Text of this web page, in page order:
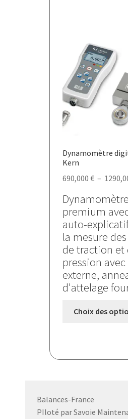
Dynamomètre
Kern
690,000 € –
Dynamomètre
premium
auto-
la mesure
de traction et
pression
externe,
d'attelage
Choix des
Balances-France
PIloté par Savoie